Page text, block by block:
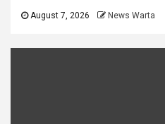
August 7, 2026 News Warta